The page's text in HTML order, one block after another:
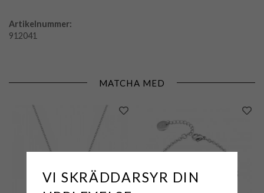
Artikelnummer:
912041
MATCHA MED
VI SKRÄDDARSYR DIN